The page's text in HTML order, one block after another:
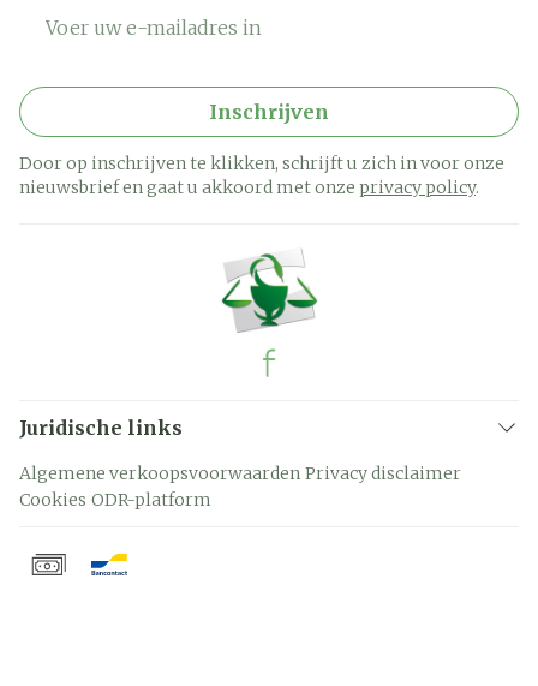
Inschrijven
Door op inschrijven te klikken, schrijft u zich in voor onze
nieuwsbrief en gaat u akkoord met onze privacy policy.
Juridische links
Algemene verkoopsvoorwaarden Privacy disclaimer
Cookies ODR-platform